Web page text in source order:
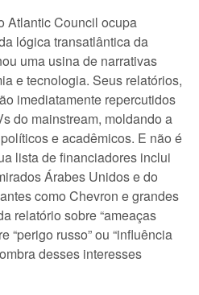
Atlantic Council ocupa
lógica transatlântica da
uma usina de narrativas
e tecnologia. Seus relatórios,
imediatamente repercutidos
do mainstream, moldando a
e acadêmicos. E não é
lista de financiadores inclui
Árabes Unidos e do
como Chevron e grandes
relatório sobre “ameaças
“perigo russo” ou “influência
desses interesses